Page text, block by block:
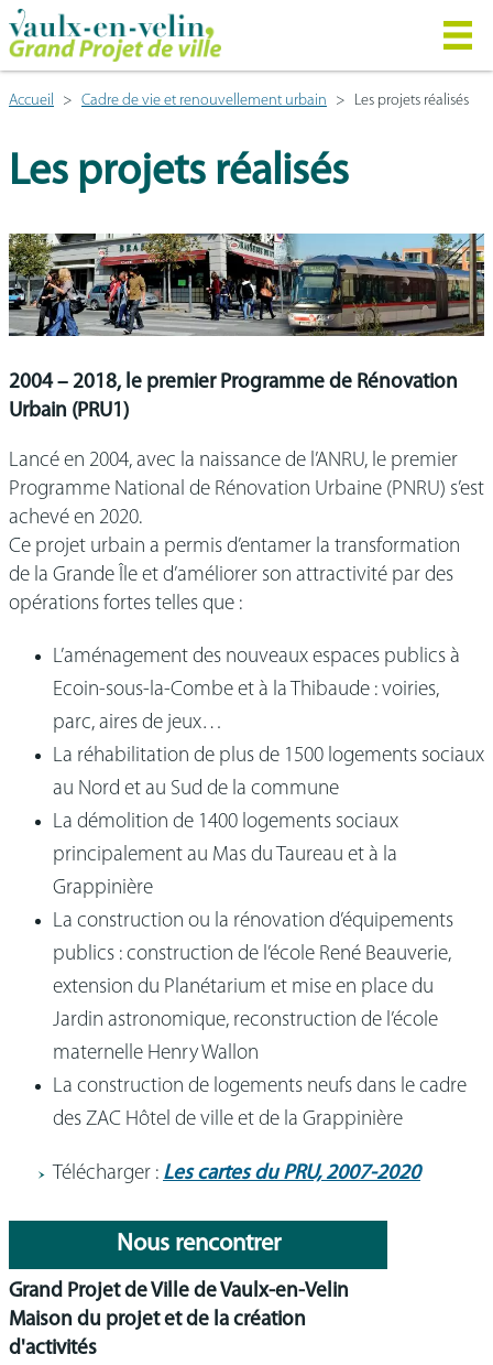
Accueil Cadre de vie et renouvellement urbain Les projets réalisés
Les projets réalisés
2004 – 2018, le premier Programme de Rénovation
Urbain (PRU1)
Lancé en 2004, avec la naissance de l’ANRU, le premier
Programme National de Rénovation Urbaine (PNRU) s’est
achevé en 2020.
Ce projet urbain a permis d’entamer la transformation
de la Grande Île et d’améliorer son attractivité par des
opérations fortes telles que :
L’aménagement des nouveaux espaces publics à
Ecoin-sous-la-Combe et à la Thibaude : voiries,
parc, aires de jeux…
La réhabilitation de plus de 1500 logements sociaux
au Nord et au Sud de la commune
La démolition de 1400 logements sociaux
principalement au Mas du Taureau et à la
Grappinière
La construction ou la rénovation d’équipements
publics : construction de l’école René Beauverie,
extension du Planétarium et mise en place du
Jardin astronomique, reconstruction de l’école
maternelle Henry Wallon
La construction de logements neufs dans le cadre
des ZAC Hôtel de ville et de la Grappinière
Télécharger : Les cartes du PRU, 2007-2020
Nous rencontrer
Grand Projet de Ville de Vaulx-en-Velin
Maison du projet et de la création
d'activités